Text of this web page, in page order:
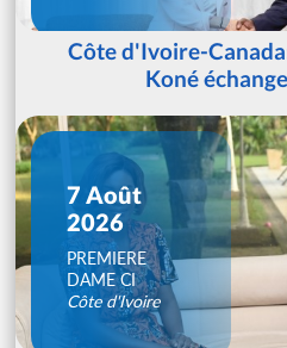
Côte d'Ivoire-
Koné
7 Août
2026
PREMIERE
DAME CI
Côte d'Ivoire